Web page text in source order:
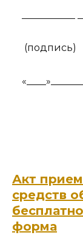
(подпись)
Акт
средств
форма